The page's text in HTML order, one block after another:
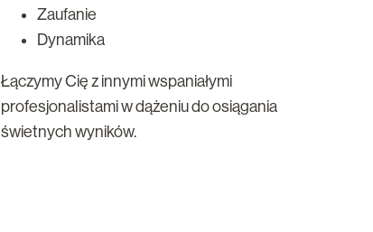
Zaufanie
Dynamika
Łączymy Cię z innymi wspaniałymi
profesjonalistami w dążeniu do osiągania
świetnych wyników.